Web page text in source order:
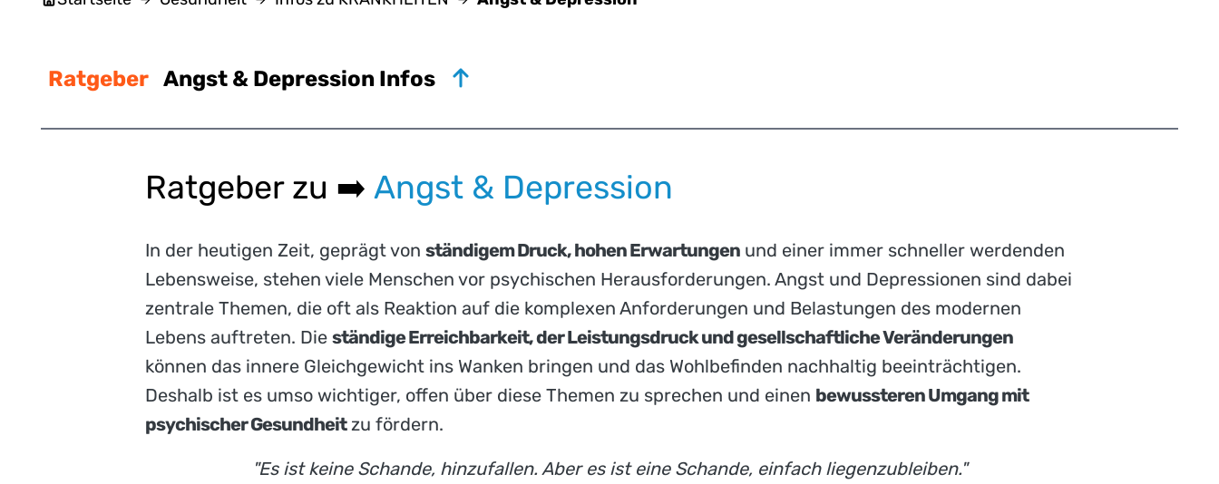
Ratgeber Angst & Depression Infos
Ratgeber zu ➡️ Angst & Depression
In der heutigen Zeit, geprägt von ständigem Druck, hohen Erwartungen und einer immer schneller werdenden
Lebensweise, stehen viele Menschen vor psychischen Herausforderungen. Angst und Depressionen sind dabei
zentrale Themen, die oft als Reaktion auf die komplexen Anforderungen und Belastungen des modernen
Lebens auftreten. Die ständige Erreichbarkeit, der Leistungsdruck und gesellschaftliche Veränderungen
können das innere Gleichgewicht ins Wanken bringen und das Wohlbefinden nachhaltig beeinträchtigen.
Deshalb ist es umso wichtiger, offen über diese Themen zu sprechen und einen bewussteren Umgang mit
psychischer Gesundheitzu fördern.
"Es ist keine Schande, hinzufallen. Aber es ist eine Schande, einfach liegenzubleiben."